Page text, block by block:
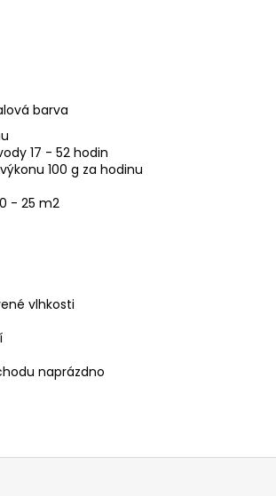
barva
17 - 52 hodin
100 g za hodinu
- 25 m2
vlhkosti
naprázdno